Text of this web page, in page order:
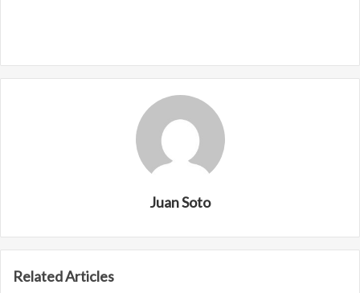
Juan Soto
Related Articles